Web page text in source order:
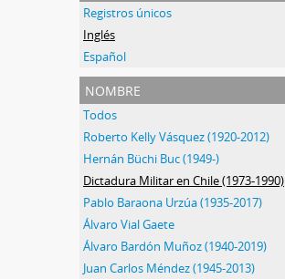
Registros únicos
Inglés
Español
nombre
Todos
Roberto Kelly Vásquez (1920-2012)
Hernán Büchi Buc (1949-)
Dictadura Militar en Chile (1973-1990)
Pablo Baraona Urzúa (1935-2017)
Álvaro Vial Gaete
Álvaro Bardón Muñoz (1940-2019)
Juan Carlos Méndez (1945-2013)